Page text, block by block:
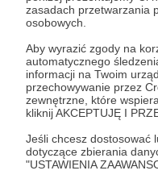
zasadach przetwarzania
osobowych.
Aby wyrazić zgody na
automatycznego
informacji na Twoim
przechowywanie przez
zewnętrzne, które
kliknij AKCEPTUJĘ I
Jeśli chcesz dostosować
dotyczące zbierania
"USTAWIENIA
Cele
Wolność i Swoboda -
biegam gdzie chcę